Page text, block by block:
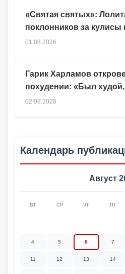
Гарик Харламов
похудении: «Был
02.08.2026
«Святая святых»:
поклонников за кулисы
01.08.2026
Календарь
Август
ВТ СР ЧТ ПТ
4 5 6 7
11 12 13 14